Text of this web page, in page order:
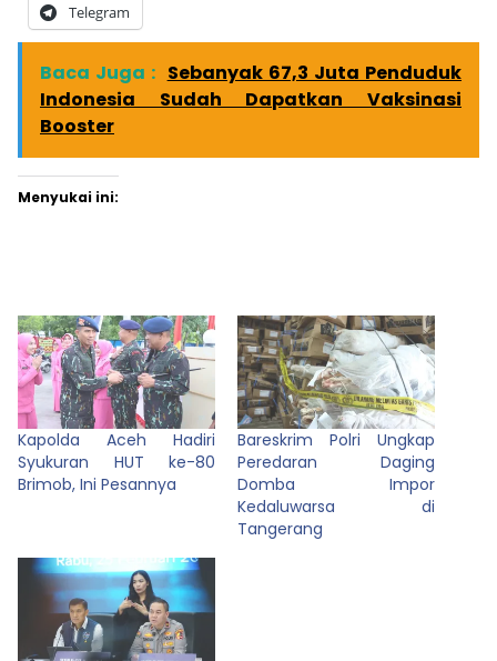
Telegram
Baca Juga : Sebanyak 67,3 Juta Penduduk
Indonesia Sudah Dapatkan Vaksinasi
Booster
Menyukai ini:
Kapolda Aceh Hadiri
Syukuran HUT ke-80
Brimob, Ini Pesannya
Bareskrim Polri Ungkap
Peredaran Daging
Domba Impor
Kedaluwarsa di
Tangerang